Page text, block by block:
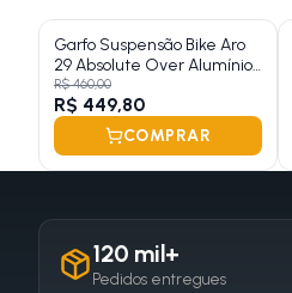
Garfo Suspensão Bike Aro
29 Absolute Over Alumínio
Preto Com Trava
R$ 460,00
R$ 449,80
COMPRAR
120 mil+
Pedidos entregues